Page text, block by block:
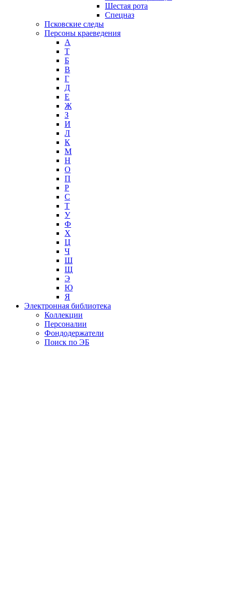
Шестая рота
Спецназ
Псковские следы
Персоны краеведения
А
T
Б
В
Г
Д
Е
Ж
З
И
Л
К
М
Н
О
П
Р
С
Т
У
Ф
Х
Ц
Ч
Ш
Щ
Э
Ю
Я
Электронная библиотека
Коллекции
Персоналии
Фондодержатели
Поиск по ЭБ